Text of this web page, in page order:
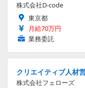
株式会社D-code
東京都
月給70万円
業務委託
クリエイティブ人材
株式会社フェローズ